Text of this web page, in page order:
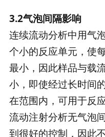
3.2气泡间隔影响
连续流动分析中用气
个小的反应单元，使
最小，因此样品与载
小，即使经过长时间
在范围内，可用于反
流动注射分析无气泡
到很好的控制，因此